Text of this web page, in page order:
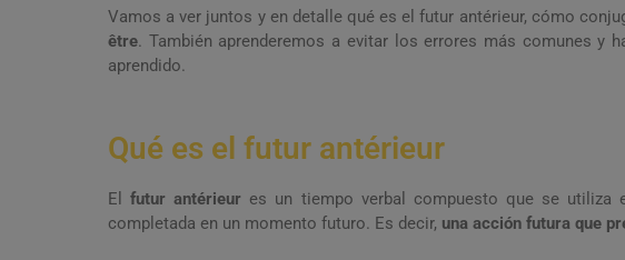
Vamos a ver juntos y en detalle qué es el futur antérieur, cómo
être. También aprenderemos a evitar los errores más comunes y
aprendido.
Qué es el futur antérieur
Elfutur antérieur es un tiempo verbal compuesto que se utiliza
completada en un momento futuro. Es decir, una acción futura que